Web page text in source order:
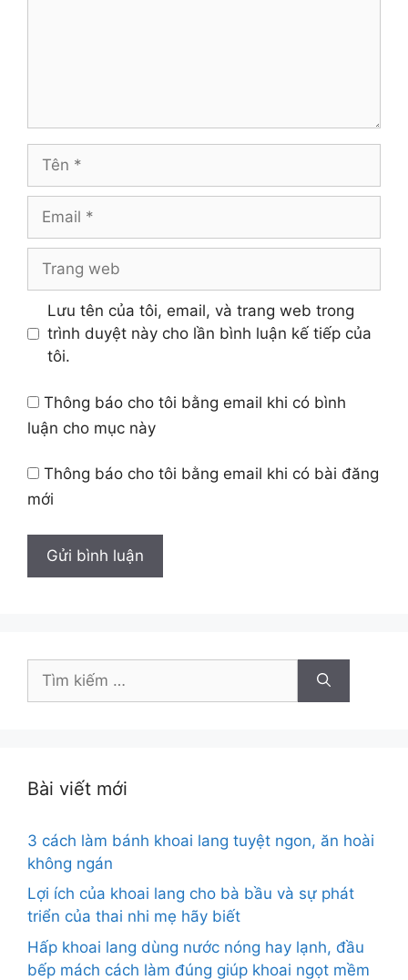
Tên
Email
Trang
Lưu tên của tôi, email, và trang web trong
trình duyệt này cho lần bình luận kế tiếp của
tôi.
Thông báo cho tôi bằng email khi có bình
luận cho mục này
Thông báo cho tôi bằng email khi có bài đăng
mới
Tìm
kiếm
Bài viết mới
3 cách làm bánh khoai lang tuyệt ngon, ăn hoài
không ngán
Lợi ích của khoai lang cho bà bầu và sự phát
triển của thai nhi mẹ hãy biết
Hấp khoai lang dùng nước nóng hay lạnh, đầu
bếp mách cách làm đúng giúp khoai ngọt mềm